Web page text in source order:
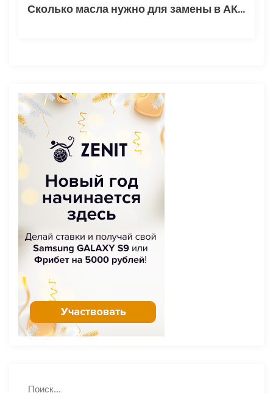
Сколько масла нужно для замены в АКПП: объем жидкости, частичная и полная замена в популярных моделях авто